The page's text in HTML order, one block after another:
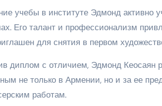
учебы в институте Эдмонд активно
Его талант и профессионализм
для снятия в первом
диплом с отличием, Эдмонд Кеосаян
не только в Армении, но и за ее
работам.